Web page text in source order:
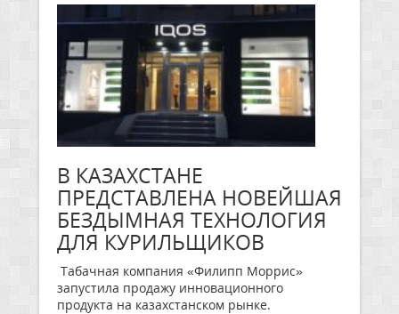
В КАЗАХСТАНЕ
ПРЕДСТАВЛЕНА НОВЕЙШАЯ
БЕЗДЫМНАЯ ТЕХНОЛОГИЯ
ДЛЯ КУРИЛЬЩИКОВ
Табачная компания «Филипп Моррис»
запустила продажу инновационного
продукта на казахстанском рынке.